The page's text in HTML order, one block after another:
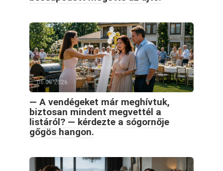
06.08.2026
— A vendégeket már meghívtuk,
biztosan mindent megvettél a
listáról? — kérdezte a sógornője
gőgös hangon.